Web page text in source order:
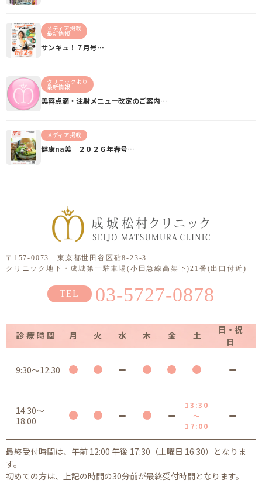
メディア掲載
最新情報
サンキュ！７月号…
クリニックより
最新情報
美容点滴・注射メニュー改定のご案内…
メディア掲載
健康na美 ２０２６年春号…
〒157-0073 東京都世田谷区砧8-23-3
クリニック地下・成城第一駐車場(小田急線高架下)21番(出口付近)
03-5727-0878
診療時間 月 火 水 木 金 土
日・祝
日
9:30～12:30
14:30～
18:00
13:30
～
17:00
最終受付時間は、午前 12:00 午後 17:30（土曜日 16:30）となりま
す。
初めての方は、上記の時間の30分前が最終受付時間となります。